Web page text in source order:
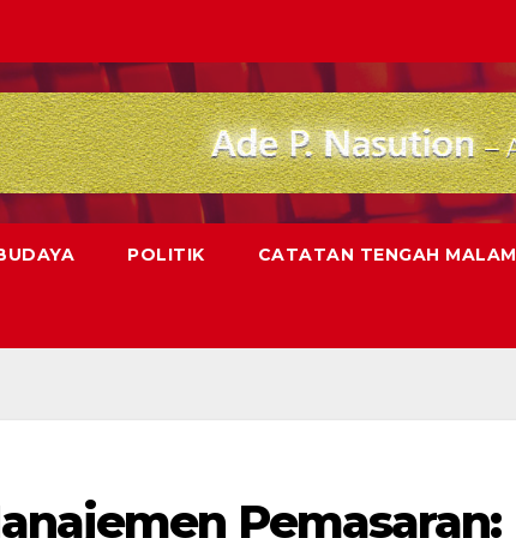
POLITIK CATATAN TENGAH MALAM
Pemasaran: